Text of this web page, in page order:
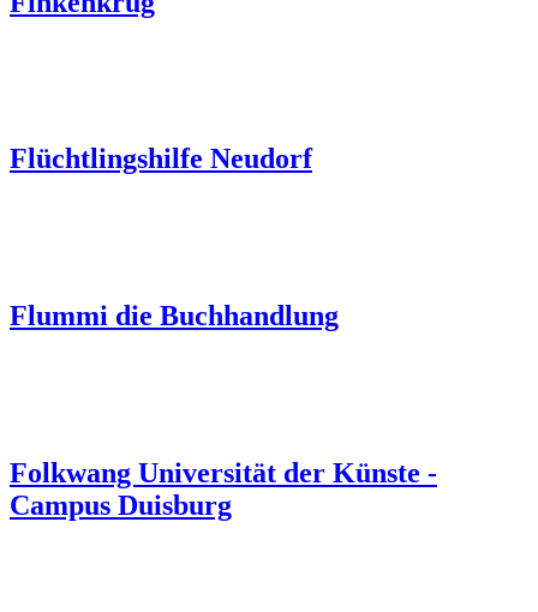
Flüchtlingshilfe Neudorf
Flummi die Buchhandlung
Folkwang Universität der Künste -
Campus Duisburg